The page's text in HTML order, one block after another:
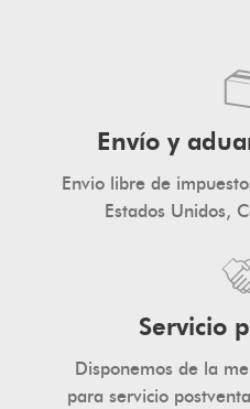
Envío y
Envio libre de
Estados Unidos,
Servicio
Disponemos de la
para servicio